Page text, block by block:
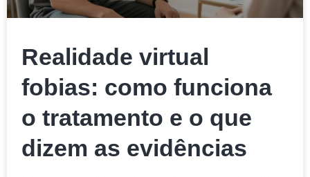
Realidade virtual
fobias: como funciona
o tratamento e o que
dizem as evidências